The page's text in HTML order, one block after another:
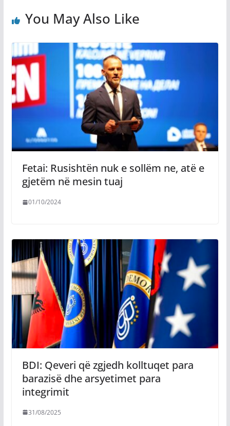
You May Also Like
Fetai: Rusishtën nuk e sollëm ne, atë e
gjetëm në mesin tuaj
01/10/2024
BDI: Qeveri që zgjedh kolltuqet para
barazisë dhe arsyetimet para
integrimit
31/08/2025